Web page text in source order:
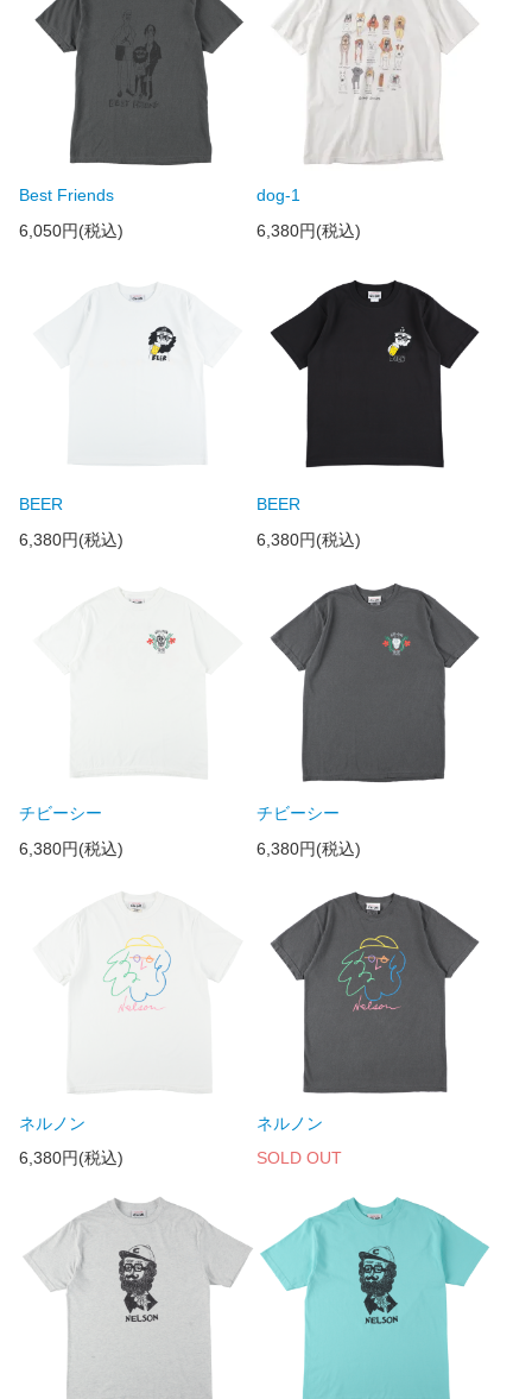
Best Friends
6,050円(税込)
dog-1
6,380円(税込)
BEER
6,380円(税込)
BEER
6,380円(税込)
チビーシー
6,380円(税込)
チビーシー
6,380円(税込)
ネルノン
6,380円(税込)
ネルノン
SOLD OUT